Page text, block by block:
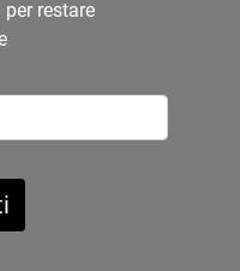
restare